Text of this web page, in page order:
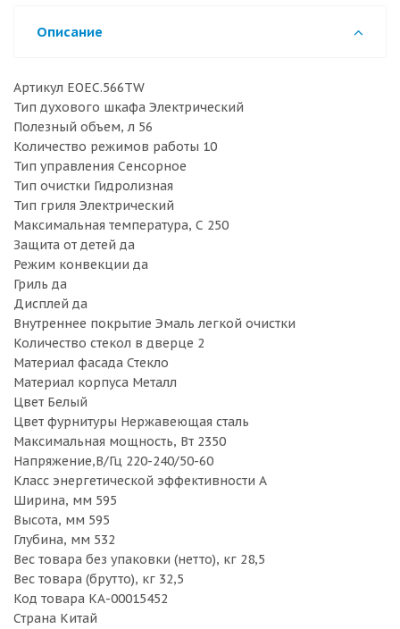
Описание
Артикул EOEC.566TW
Тип духового шкафа Электрический
Полезный объем, л 56
Количество режимов работы 10
Тип управления Сенсорное
Тип очистки Гидролизная
Тип гриля Электрический
Максимальная температура, С 250
Защита от детей да
Режим конвекции да
Гриль да
Дисплей да
Внутреннее покрытие Эмаль легкой очистки
Количество стекол в дверце 2
Материал фасада Стекло
Материал корпуса Металл
Цвет Белый
Цвет фурнитуры Нержавеющая сталь
Максимальная мощность, Вт 2350
Напряжение,В/Гц 220-240/50-60
Класс энергетической эффективности A
Ширина, мм 595
Высота, мм 595
Глубина, мм 532
Вес товара без упаковки (нетто), кг 28,5
Вес товара (брутто), кг 32,5
Код товара КА-00015452
Страна Китай